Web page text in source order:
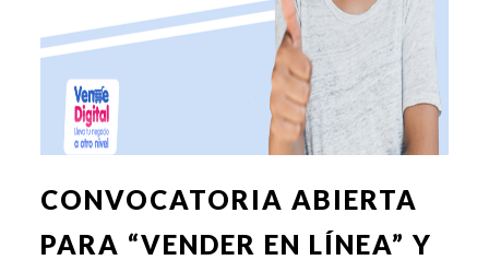
CONVOCATORIA ABIERTA
PARA “VENDER EN LÍNEA” Y